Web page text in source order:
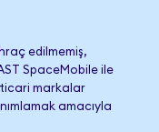
edilmemiş,
SpaceMobile ile
ticari markalar
amacıyla